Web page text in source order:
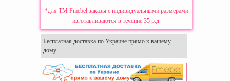
*для ТМ Fmebel заказы с индивидуальными размерами
изготавливаются в течение 35 р.д.
Бесплатная доставка по Украине прямо к вашему
дому